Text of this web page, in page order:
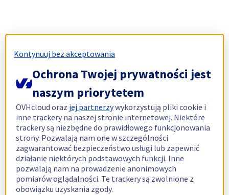
Kontynuuj bez akceptowania
Ochrona Twojej prywatności jest
naszym priorytetem
OVHcloud oraz jej partnerzywykorzystują pliki cookie i
inne trackery na naszej stronie internetowej. Niektóre
trackery są niezbędne do prawidłowego funkcjonowania
strony. Pozwalają nam one w szczególności
zagwarantować bezpieczeństwo usługi lub zapewnić
działanie niektórych podstawowych funkcji. Inne
pozwalają nam na prowadzenie anonimowych
pomiarów oglądalności. Te trackery są zwolnione z
obowiązku uzyskania zgody.